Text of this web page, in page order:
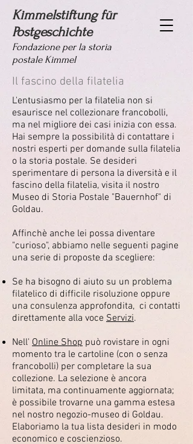
Kimmelstiftung für
Postgeschichte
Fondazione per la storia
postale Kimmel
Il fascino della filatelia
L'entusiasmo per la filatelia non si
esaurisce nel collezionare francobolli,
ma nel migliore dei casi inizia con essa.
Hai sempre la possibilità di contattare i
nostri esperti per domande sulla filatelia
o la storia postale. Se desideri
sperimentare di persona la diversità e il
fascino della filatelia, visita il nostro
Museo di Storia Postale "Bauernhof" di
Goldau.
Affinchè anche lei possa diventare
"curioso", abbiamo nelle seguenti pagine
una serie di proposte da scegliere:
Se ha bisogno di aiuto su un problema
filatelico di difficile risoluzione oppure
una consulenza approfondita, ci contatti
direttamente alla voce Servizi.
Nell' Online Shop può rovistare in ogni
momento tra le cartoline (con o senza
francobolli) per completare la sua
collezione. La selezione è ancora
limitata, ma continuamente aggiornata;
è possibile trovarne una gamma estesa
nel nostro negozio-museo di Goldau.
Elaboriamo la tua lista desideri in modo
economico e coscienzioso.